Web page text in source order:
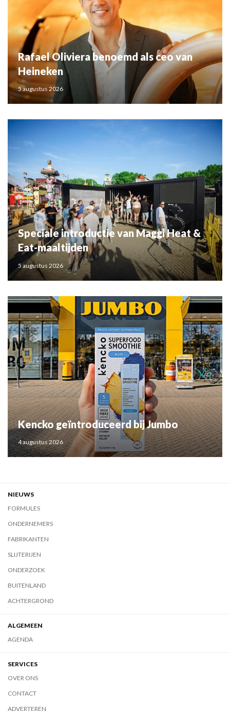
Rafael Oliviera benoemd als ceo van
Heineken
5 augustus 2026
Speciale introductie van Maggi Heat &
Eat-maaltijden
5 augustus 2026
Kencko geïntroduceerd bij Jumbo
4 augustus 2026
NIEUWS
FORMULES
ONDERNEMERS
FABRIKANTEN
SLIJTERIJEN
ONDERZOEK
BUITENLAND
ACHTERGROND
ALGEMEEN
AGENDA
SERVICES
OVER ONS
CONTACT
ADVERTEREN